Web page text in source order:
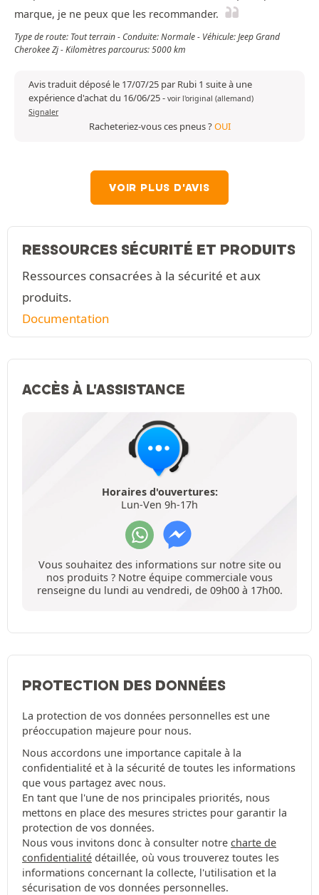
marque, je ne peux que les recommander.
Type de route: Tout terrain - Conduite: Normale - Véhicule: Jeep Grand
Cherokee Zj - Kilomètres parcourus: 5000 km
Avis traduit déposé le 17/07/25 par Rubi 1 suite à une
expérience d'achat du 16/06/25- voir l'original (allemand)
Signaler
Racheteriez-vous ces pneus ?OUI
VOIR PLUS D'AVIS
RESSOURCES SÉCURITÉ ET PRODUITS
Ressources consacrées à la sécurité et aux
produits.
Documentation
ACCÈS À L'ASSISTANCE
Horaires d'ouvertures:
Lun-Ven 9h-17h
Vous souhaitez des informations sur notre site ou
nos produits ? Notre équipe commerciale vous
renseigne du lundi au vendredi, de 09h00 à 17h00.
PROTECTION DES DONNÉES
La protection de vos données personnelles est une
préoccupation majeure pour nous.
Nous accordons une importance capitale à la
confidentialité et à la sécurité de toutes les informations
que vous partagez avec nous.
En tant que l'une de nos principales priorités, nous
mettons en place des mesures strictes pour garantir la
protection de vos données.
Nous vous invitons donc à consulter notre charte de
confidentialité détaillée, où vous trouverez toutes les
informations concernant la collecte, l'utilisation et la
sécurisation de vos données personnelles.